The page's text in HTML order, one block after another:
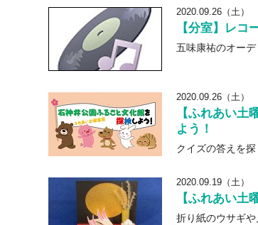
2020.09.26（土）
【分室】レコ
五味康祐のオーデ
2020.09.26（土）
【ふれあい
よう！
クイズの答えを探
2020.09.19（土）
【ふれあい土
折り紙のウサギや